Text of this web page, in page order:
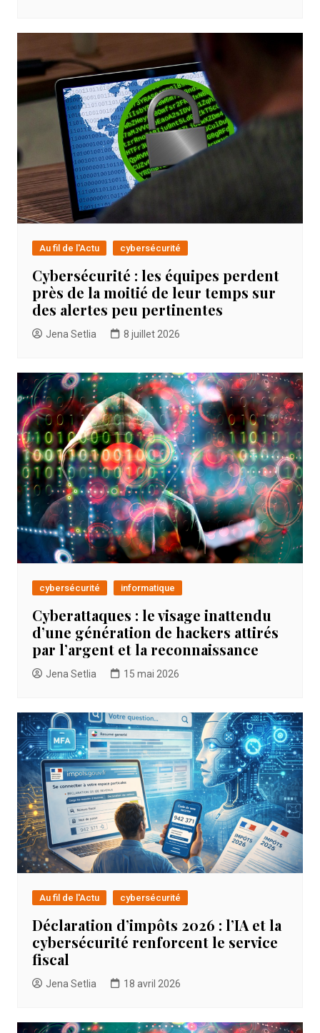
Au fil de l'Actu cybersécurité
Cybersécurité : les équipes perdent
près de la moitié de leur temps sur
des alertes peu pertinentes
Jena Setlia 8 juillet 2026
cybersécurité informatique
Cyberattaques : le visage inattendu
d’une génération de hackers attirés
par l’argent et la reconnaissance
Jena Setlia 15 mai 2026
Au fil de l'Actu cybersécurité
Déclaration d’impôts 2026 : l’IA et la
cybersécurité renforcent le service
fiscal
Jena Setlia 18 avril 2026